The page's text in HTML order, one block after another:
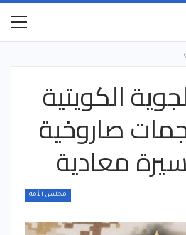
الكويتية
صاروخية
معادية
مجلس الأمة